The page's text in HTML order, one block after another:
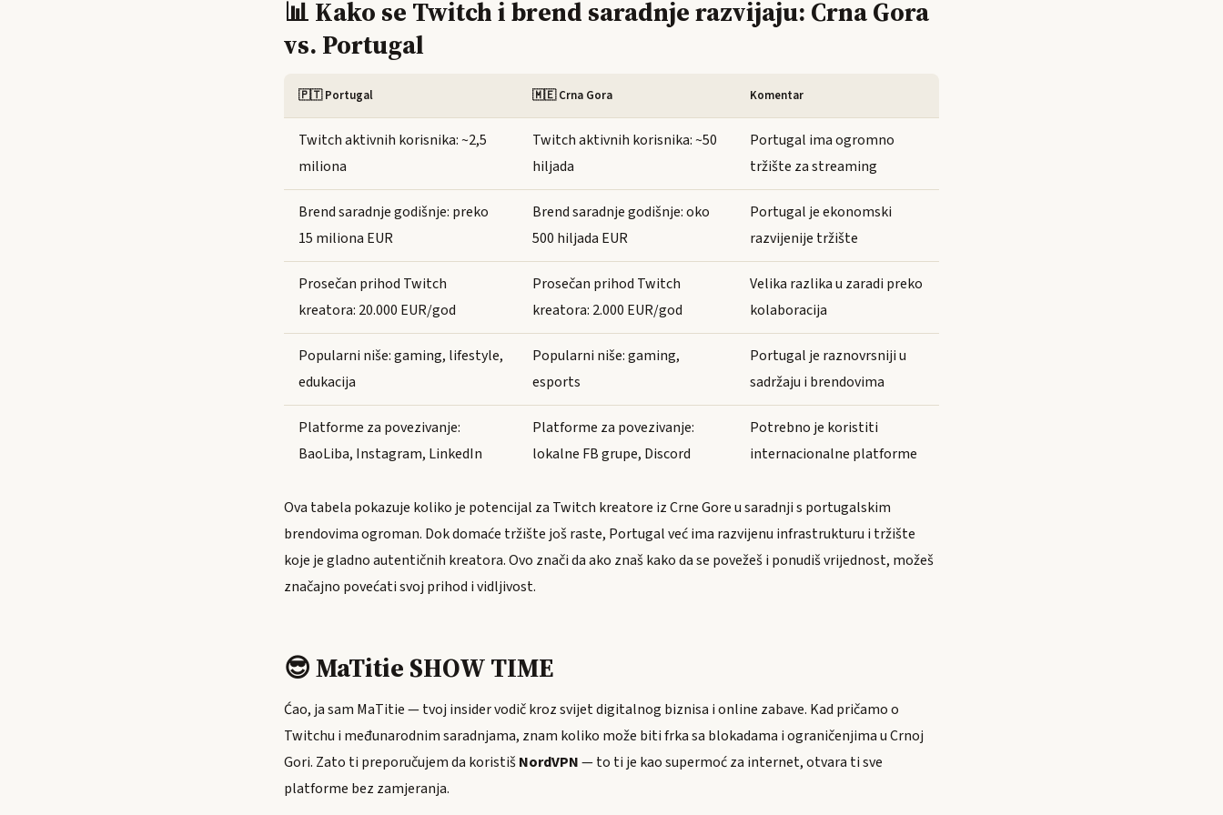
📊 Kako se Twitch i brend saradnje razvijaju: Crna Gora
vs. Portugal
🇵🇹 Portugal 🇲🇪 Crna Gora Komentar
Twitch aktivnih korisnika: ~2,5
miliona
Twitch aktivnih korisnika: ~50
hiljada
Portugal ima ogromno
tržište za streaming
Brend saradnje godišnje: preko
15 miliona EUR
Brend saradnje godišnje: oko
500 hiljada EUR
Portugal je ekonomski
razvijenije tržište
Prosečan prihod Twitch
kreatora: 20.000 EUR/god
Prosečan prihod Twitch
kreatora: 2.000 EUR/god
Velika razlika u zaradi preko
kolaboracija
Popularni niše: gaming, lifestyle,
edukacija
Popularni niše: gaming,
esports
Portugal je raznovrsniji u
sadržaju i brendovima
Platforme za povezivanje:
BaoLiba, Instagram, LinkedIn
Platforme za povezivanje:
lokalne FB grupe, Discord
Potrebno je koristiti
internacionalne platforme
Ova tabela pokazuje koliko je potencijal za Twitch kreatore iz Crne Gore u saradnji s portugalskim
brendovima ogroman. Dok domaće tržište još raste, Portugal već ima razvijenu infrastrukturu i tržište
koje je gladno autentičnih kreatora. Ovo znači da ako znaš kako da se povežeš i ponudiš vrijednost, možeš
značajno povećati svoj prihod i vidljivost.
😎 MaTitie SHOW TIME
Ćao, ja sam MaTitie — tvoj insider vodič kroz svijet digitalnog biznisa i online zabave. Kad pričamo o
Twitchu i međunarodnim saradnjama, znam koliko može biti frka sa blokadama i ograničenjima u Crnoj
Gori. Zato ti preporučujem da koristišNordVPN— to ti je kao supermoć za internet, otvara ti sve
platforme bez zamjeranja.